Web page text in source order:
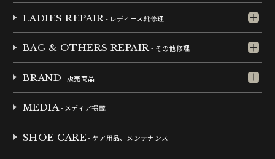
LADIES REPAIR - レディース靴修理
BAG & OTHERS REPAIR- その他修理
BRAND - 販売商品
MEDIA- メディア掲載
SHOE CARE- ケア用品、メンテナンス